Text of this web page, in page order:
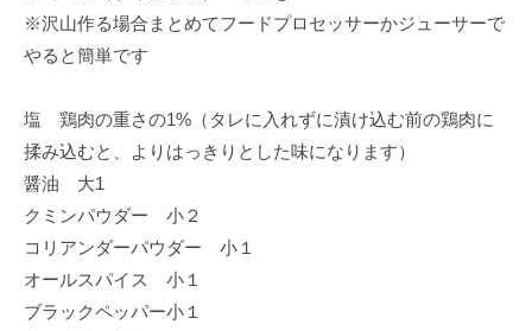
※沢山作る場合まとめてフードプロセッサーかジューサーで
やると簡単です
塩 鶏肉の重さの1%（タレに入れずに漬け込む前の鶏肉に
揉み込むと、よりはっきりとした味になります）
醤油 大1
クミンパウダー 小２
コリアンダーパウダー 小１
オールスパイス 小１
ブラックペッパー小１